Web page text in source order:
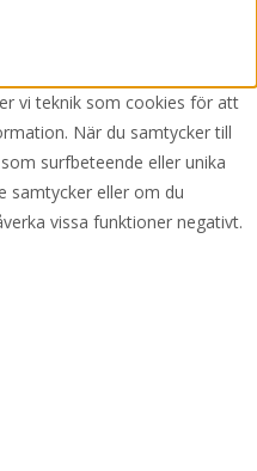
vi teknik som cookies för att
När du samtycker till
surfbeteende eller unika
samtycker eller om du
vissa funktioner negativt.